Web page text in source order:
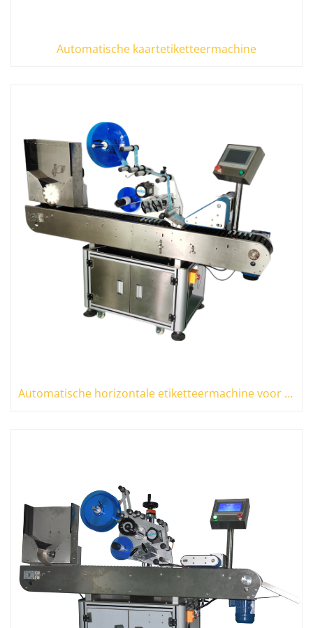
Automatische kaartetiketteermachine
Automatische horizontale etiketteermachine voor ronde flessen